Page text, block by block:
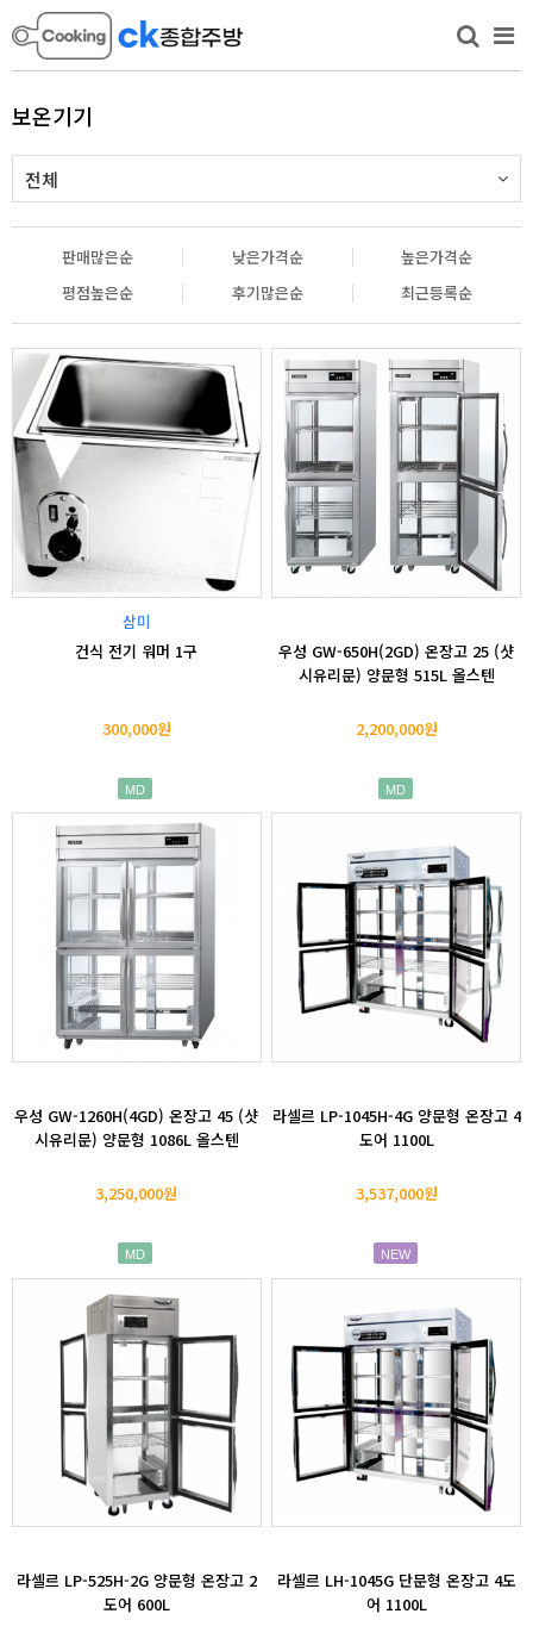
보온기기
전체
판매많은순 낮은가격순
높은가격순
평점높은순
후기많은순 최근등록순
삼미
건식 전기 워머 1구
300,000원
MD
우성 GW-650H(2GD) 온장고 25 (샷
시유리문) 양문형 515L 올스텐
2,200,000원
MD
우성 GW-1260H(4GD) 온장고 45 (샷
시유리문) 양문형 1086L 올스텐
3,250,000원
MD
라셀르 LP-1045H-4G 양문형 온장고 4
도어 1100L
3,537,000원
NEW
라셀르 LP-525H-2G 양문형 온장고 2
도어 600L
라셀르 LH-1045G 단문형 온장고 4도
어 1100L